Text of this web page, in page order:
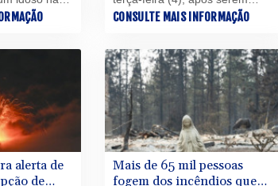
as
retiradas de suas aldeias na
km da capital da Guatemala,
após uma forte erupção que
deixou o país em alerta na noite
de segunda-feira.
CONSULTE MAIS INFORMAÇÃO
alerta de
de
Mais de 65 mil pessoas
fogem dos incêndios que